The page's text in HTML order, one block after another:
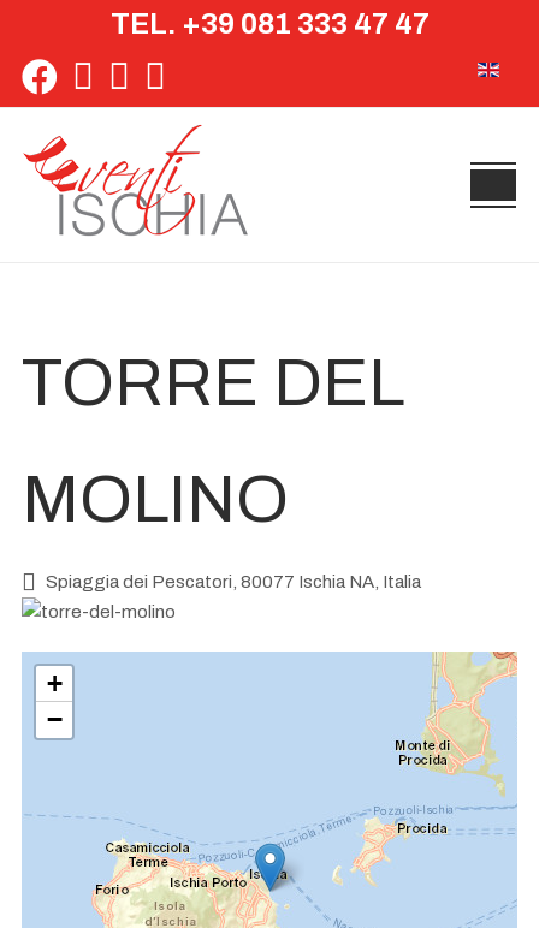
TEL. +39 081 333 47 47
TORRE DEL
MOLINO
Spiaggia dei Pescatori, 80077 Ischia NA, Italia
+
−